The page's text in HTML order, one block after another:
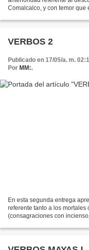
Comalcalco, y con temor que
VERBOS 2
Publicado en 17/05/a. m.
Por MM:.
En esta segunda entrega
referente tanto a los
(consagraciones con